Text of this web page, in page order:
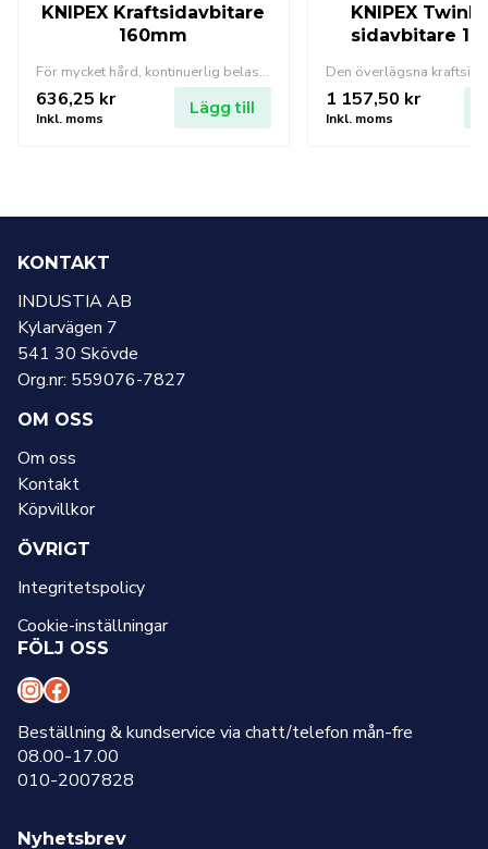
KNIPEX Kraftsidavbitare
160mm
För mycket hård, kontinuerlig belastning. Hög klippeffekt med liten kraftansträngning genom optimal anpassning av skärvinkel och utväxlingsförhållande med ergonomisk handtagsform.
636,25 kr
Inkl. moms
Lägg till
KNIPEX
sidavbitare
1 157,50 kr
Inkl. moms
KONTAKT
INDUSTIA AB
Kylarvägen 7
541 30 Skövde
Org.nr: 559076-7827
OM OSS
Om oss
Kontakt
Köpvillkor
ÖVRIGT
Integritetspolicy
Cookie-inställningar
FÖLJ OSS
I
n
s
t
a
F
a
c
e
b
Beställning & kundservice via chatt/telefon mån-fre
08.00-17.00
010-2007828
Nyhetsbrev